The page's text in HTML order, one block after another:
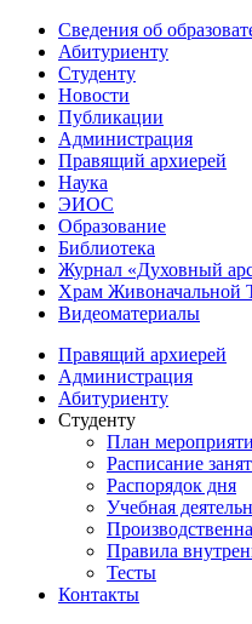
Сведения об
Абитуриенту
Студенту
Новости
Публикации
Администрация
Правящий архиерей
Наука
ЭИОС
Образование
Библиотека
Журнал «Духовный
Храм Живоначальной
Видеоматериалы
Правящий архиерей
Администрация
Абитуриенту
Студенту
План
Расписание
Распорядок дня
Учебная
Правила
Тесты
Контакты